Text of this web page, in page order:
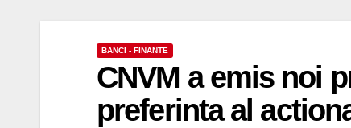
BANCI - FINANTE
CNVM a emis noi
preferinta al